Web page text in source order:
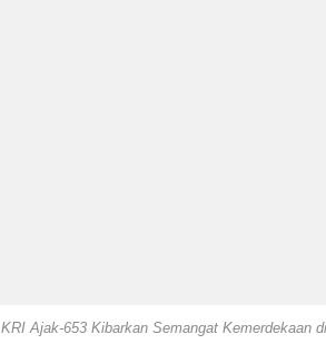
KRI Ajak-653 Kibarkan Semangat Kemerdekaan